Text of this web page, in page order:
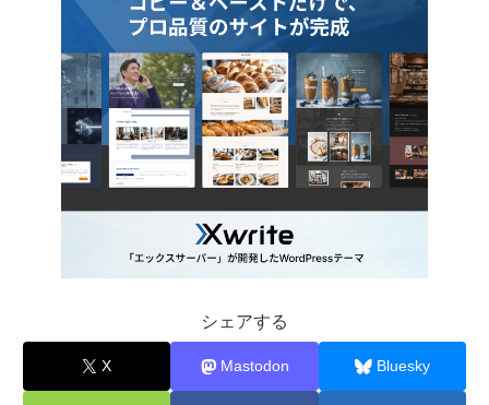
シェアする
X Mastodon Bluesky